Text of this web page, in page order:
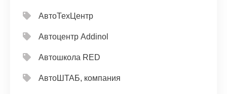
АвтоТехЦентр
Автоцентр Addinol
Автошкола RED
АвтоШТАБ, компания